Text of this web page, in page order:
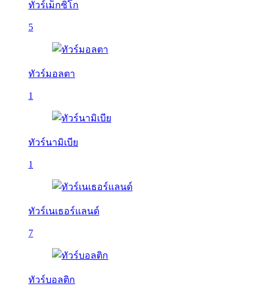
ทัวร์เม็กซิโก
5
ทัวร์มอลตา
1
ทัวร์นามิเบีย
1
ทัวร์เนเธอร์แลนด์
7
ทัวร์บอลติก